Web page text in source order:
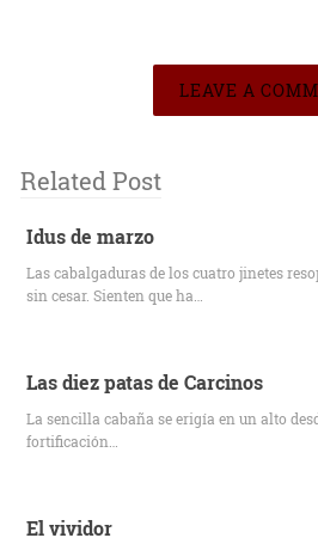
LEAVE A
Related Post
Idus de marzo
Las cabalgaduras de los cuatro jinetes
sin cesar. Sienten que ha…
Las diez patas de Carcinos
La sencilla cabaña se erigía en un alto
fortificación…
El vividor